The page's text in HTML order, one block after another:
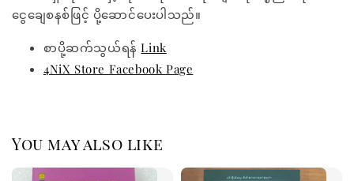
ငွေချေစနစ်ဖြင့် ပို့ဆောင်ပေးပါသည်။
စာပို့ဆက်သွယ်ရန်Link
4NiX Store Facebook Page
You may also like